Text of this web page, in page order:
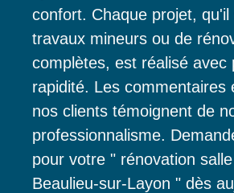
confort. Chaque projet, qu'il
travaux mineurs ou de
complètes, est réalisé avec
rapidité. Les commentaires
nos clients témoignent de
professionnalisme.
pour votre " rénovation
Beaulieu-sur-Layon " dès